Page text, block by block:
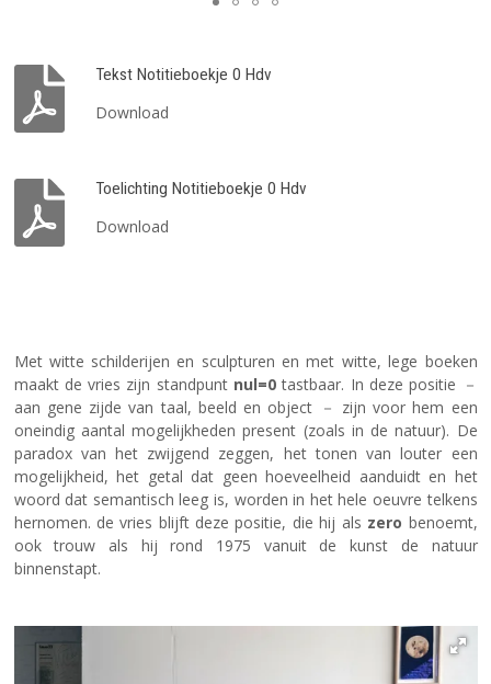
Tekst Notitieboekje 0 Hdv
Download
Toelichting Notitieboekje 0 Hdv
Download
Met witte schilderijen en sculpturen en met witte, lege boeken
maakt de vries zijn standpunt nul=0 tastbaar. In deze positie －
aan gene zijde van taal, beeld en object － zijn voor hem een
oneindig aantal mogelijkheden present (zoals in de natuur). De
paradox van het zwijgend zeggen, het tonen van louter een
mogelijkheid, het getal dat geen hoeveelheid aanduidt en het
woord dat semantisch leeg is, worden in het hele oeuvre telkens
hernomen. de vries blijft deze positie, die hij als zero benoemt,
ook trouw als hij rond 1975 vanuit de kunst de natuur
binnenstapt.